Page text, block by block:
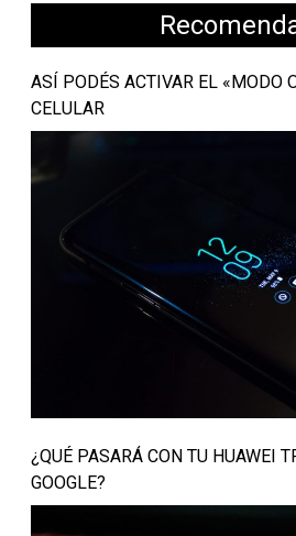
ASÍ PODÉS ACTIVAR EL «MODO
CELULAR
¿QUÉ PASARÁ CON TU HUAWEI
GOOGLE?